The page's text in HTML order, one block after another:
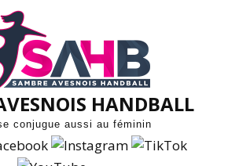
HANDBALL
conjugue aussi au féminin